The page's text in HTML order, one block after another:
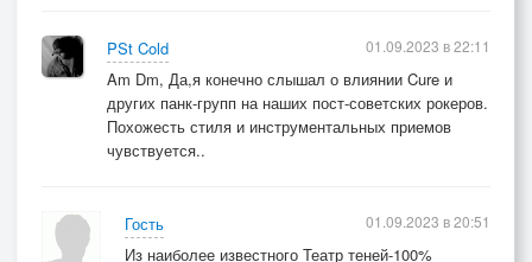
PSt Cold
Am Dm, Да,я конечно слышал о влиянии Cure и
других панк-групп на наших пост-советских рокеров.
Похожесть стиля и инструментальных приемов
чувствуется..
01.09.2023 в 22:11
Гость
Из наиболее известного Театр теней-100%
01.09.2023 в 20:51